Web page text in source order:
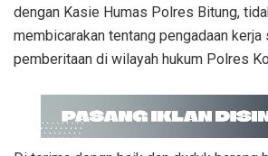
dengan Kasie Humas Polres Bitung,
membicarakan tentang pengadaan kerja
pemberitaan di wilayah hukum Polres